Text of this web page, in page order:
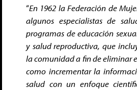
“En 1962 la Federación de
algunos especialistas de
programas de educación
y salud reproductiva, que
la comunidad a fin de eliminar
como incrementar la
salud con un enfoque